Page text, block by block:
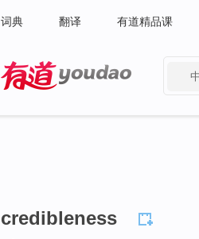
词典 翻译 有道精品课
credibleness